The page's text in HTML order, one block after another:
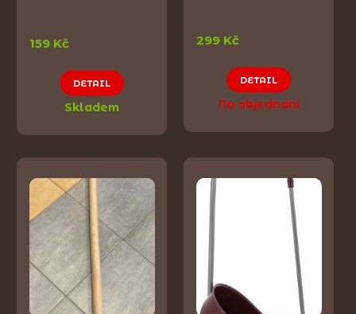
159 Kč
DETAIL
Skladem
299 Kč
DETAIL
Na objednání